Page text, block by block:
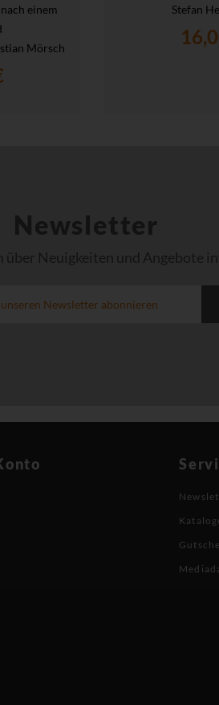
einem
Mörsch
Stefan
Newsletter
über Neuigkeiten und Angebote